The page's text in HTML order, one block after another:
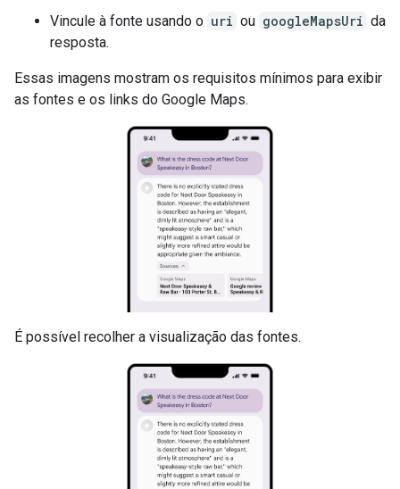
Vincule à fonte usando o uri ou googleMapsUri da
resposta.
Essas imagens mostram os requisitos mínimos para exibir
as fontes e os links do Google Maps.
É possível recolher a visualização das fontes.